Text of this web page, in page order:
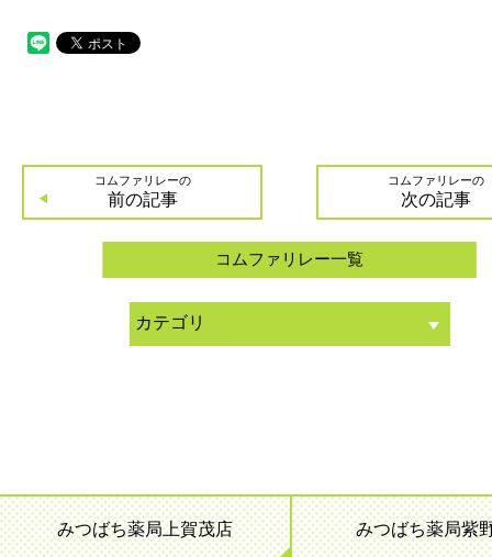
コムファリレーの
前の記事
コムファリレー一覧
コムファリレーの
次の記事
みつばち薬局上賀茂店 みつばち薬局紫